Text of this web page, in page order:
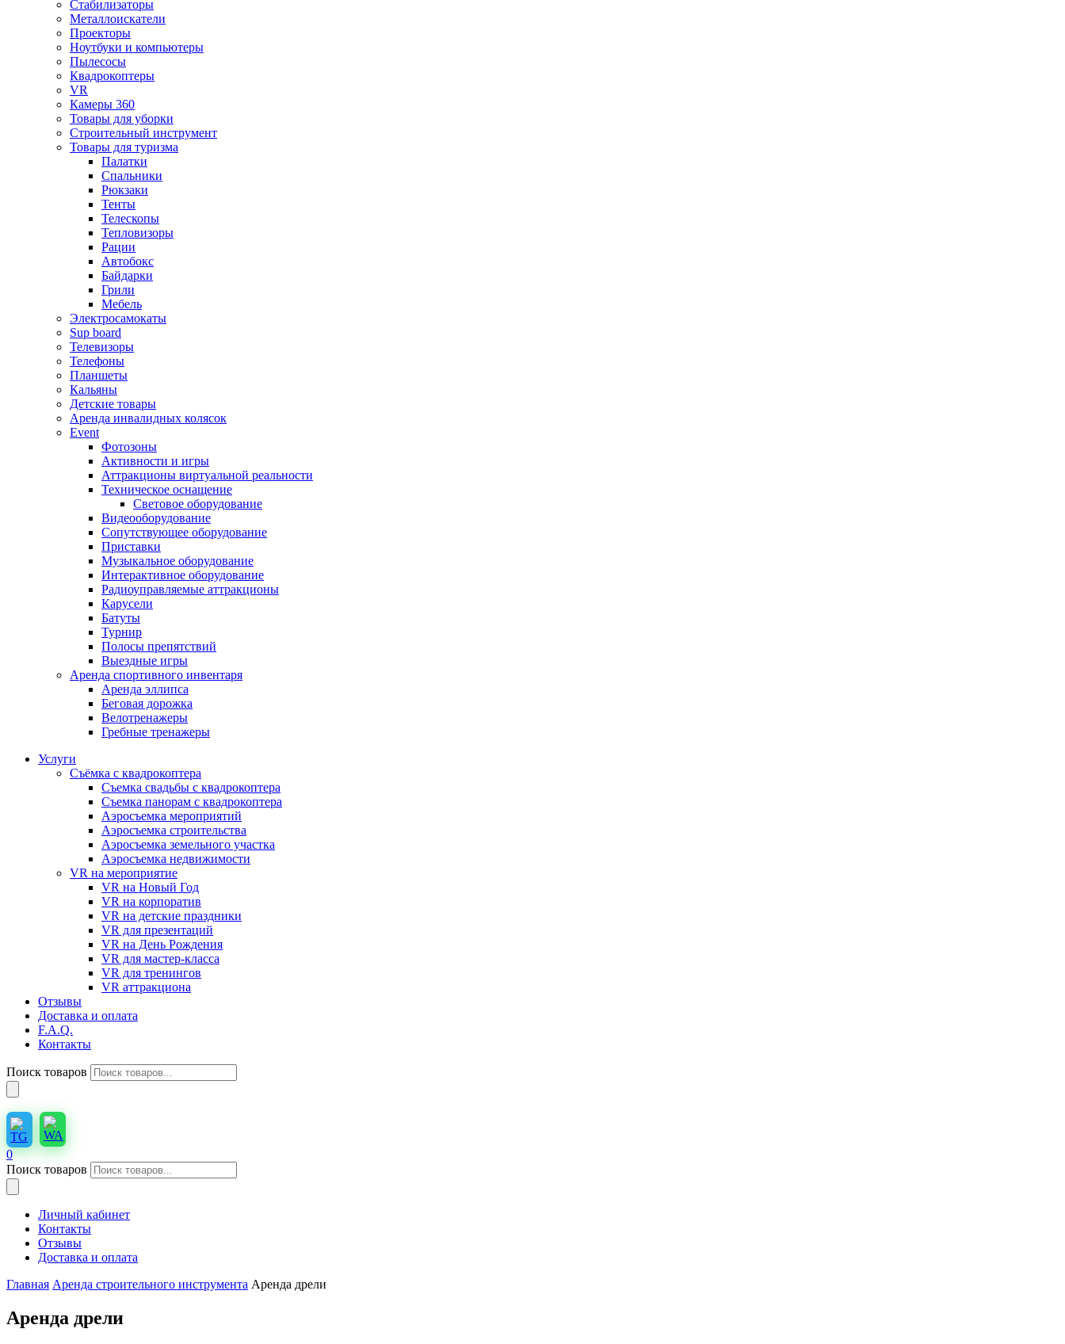
Стабилизаторы
Металлоискатели
Проекторы
Ноутбуки и компьютеры
Пылесосы
Квадрокоптеры
VR
Камеры 360
Товары для уборки
Строительный инструмент
Товары для туризма
Палатки
Спальники
Рюкзаки
Тенты
Телескопы
Тепловизоры
Рации
Автобокс
Байдарки
Грили
Мебель
Электросамокаты
Sup board
Телевизоры
Телефоны
Планшеты
Кальяны
Детские товары
Аренда инвалидных колясок
Event
Фотозоны
Активности и игры
Аттракционы виртуальной реальности
Техническое оснащение
Световое оборудование
Видеооборудование
Сопутствующее оборудование
Приставки
Музыкальное оборудование
Интерактивное оборудование
Радиоуправляемые аттракционы
Карусели
Батуты
Турнир
Полосы препятствий
Выездные игры
Аренда спортивного инвентаря
Аренда эллипса
Бeговая дoрожка
Велотренажеры
Гребные тренажеры
Услуги
Съёмка с квадрокоптера
Съемка свадьбы с квадрокоптера
Съемка панорам с квадрокоптера
Аэросъемка мероприятий
Аэросъемка строительства
Аэросъемка земельного участка
Аэросъемка недвижимости
VR на мероприятие
VR на Новый Год
VR на корпоратив
VR на детские праздники
VR для презентаций
VR на День Рождения
VR для мастер-класса
VR для тренингов
VR аттракциона
Отзывы
Доставка и оплата
F.A.Q.
Контакты
Поиск товаров
0
Поиск товаров
Личный кабинет
Контакты
Отзывы
Доставка и оплата
Главная Аренда строительного инструмента Аренда дрели
Аренда дрели